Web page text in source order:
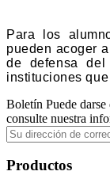
Para los
pueden acoger
de defensa
instituciones
Boletín Puede
consulte nuestra
Productos